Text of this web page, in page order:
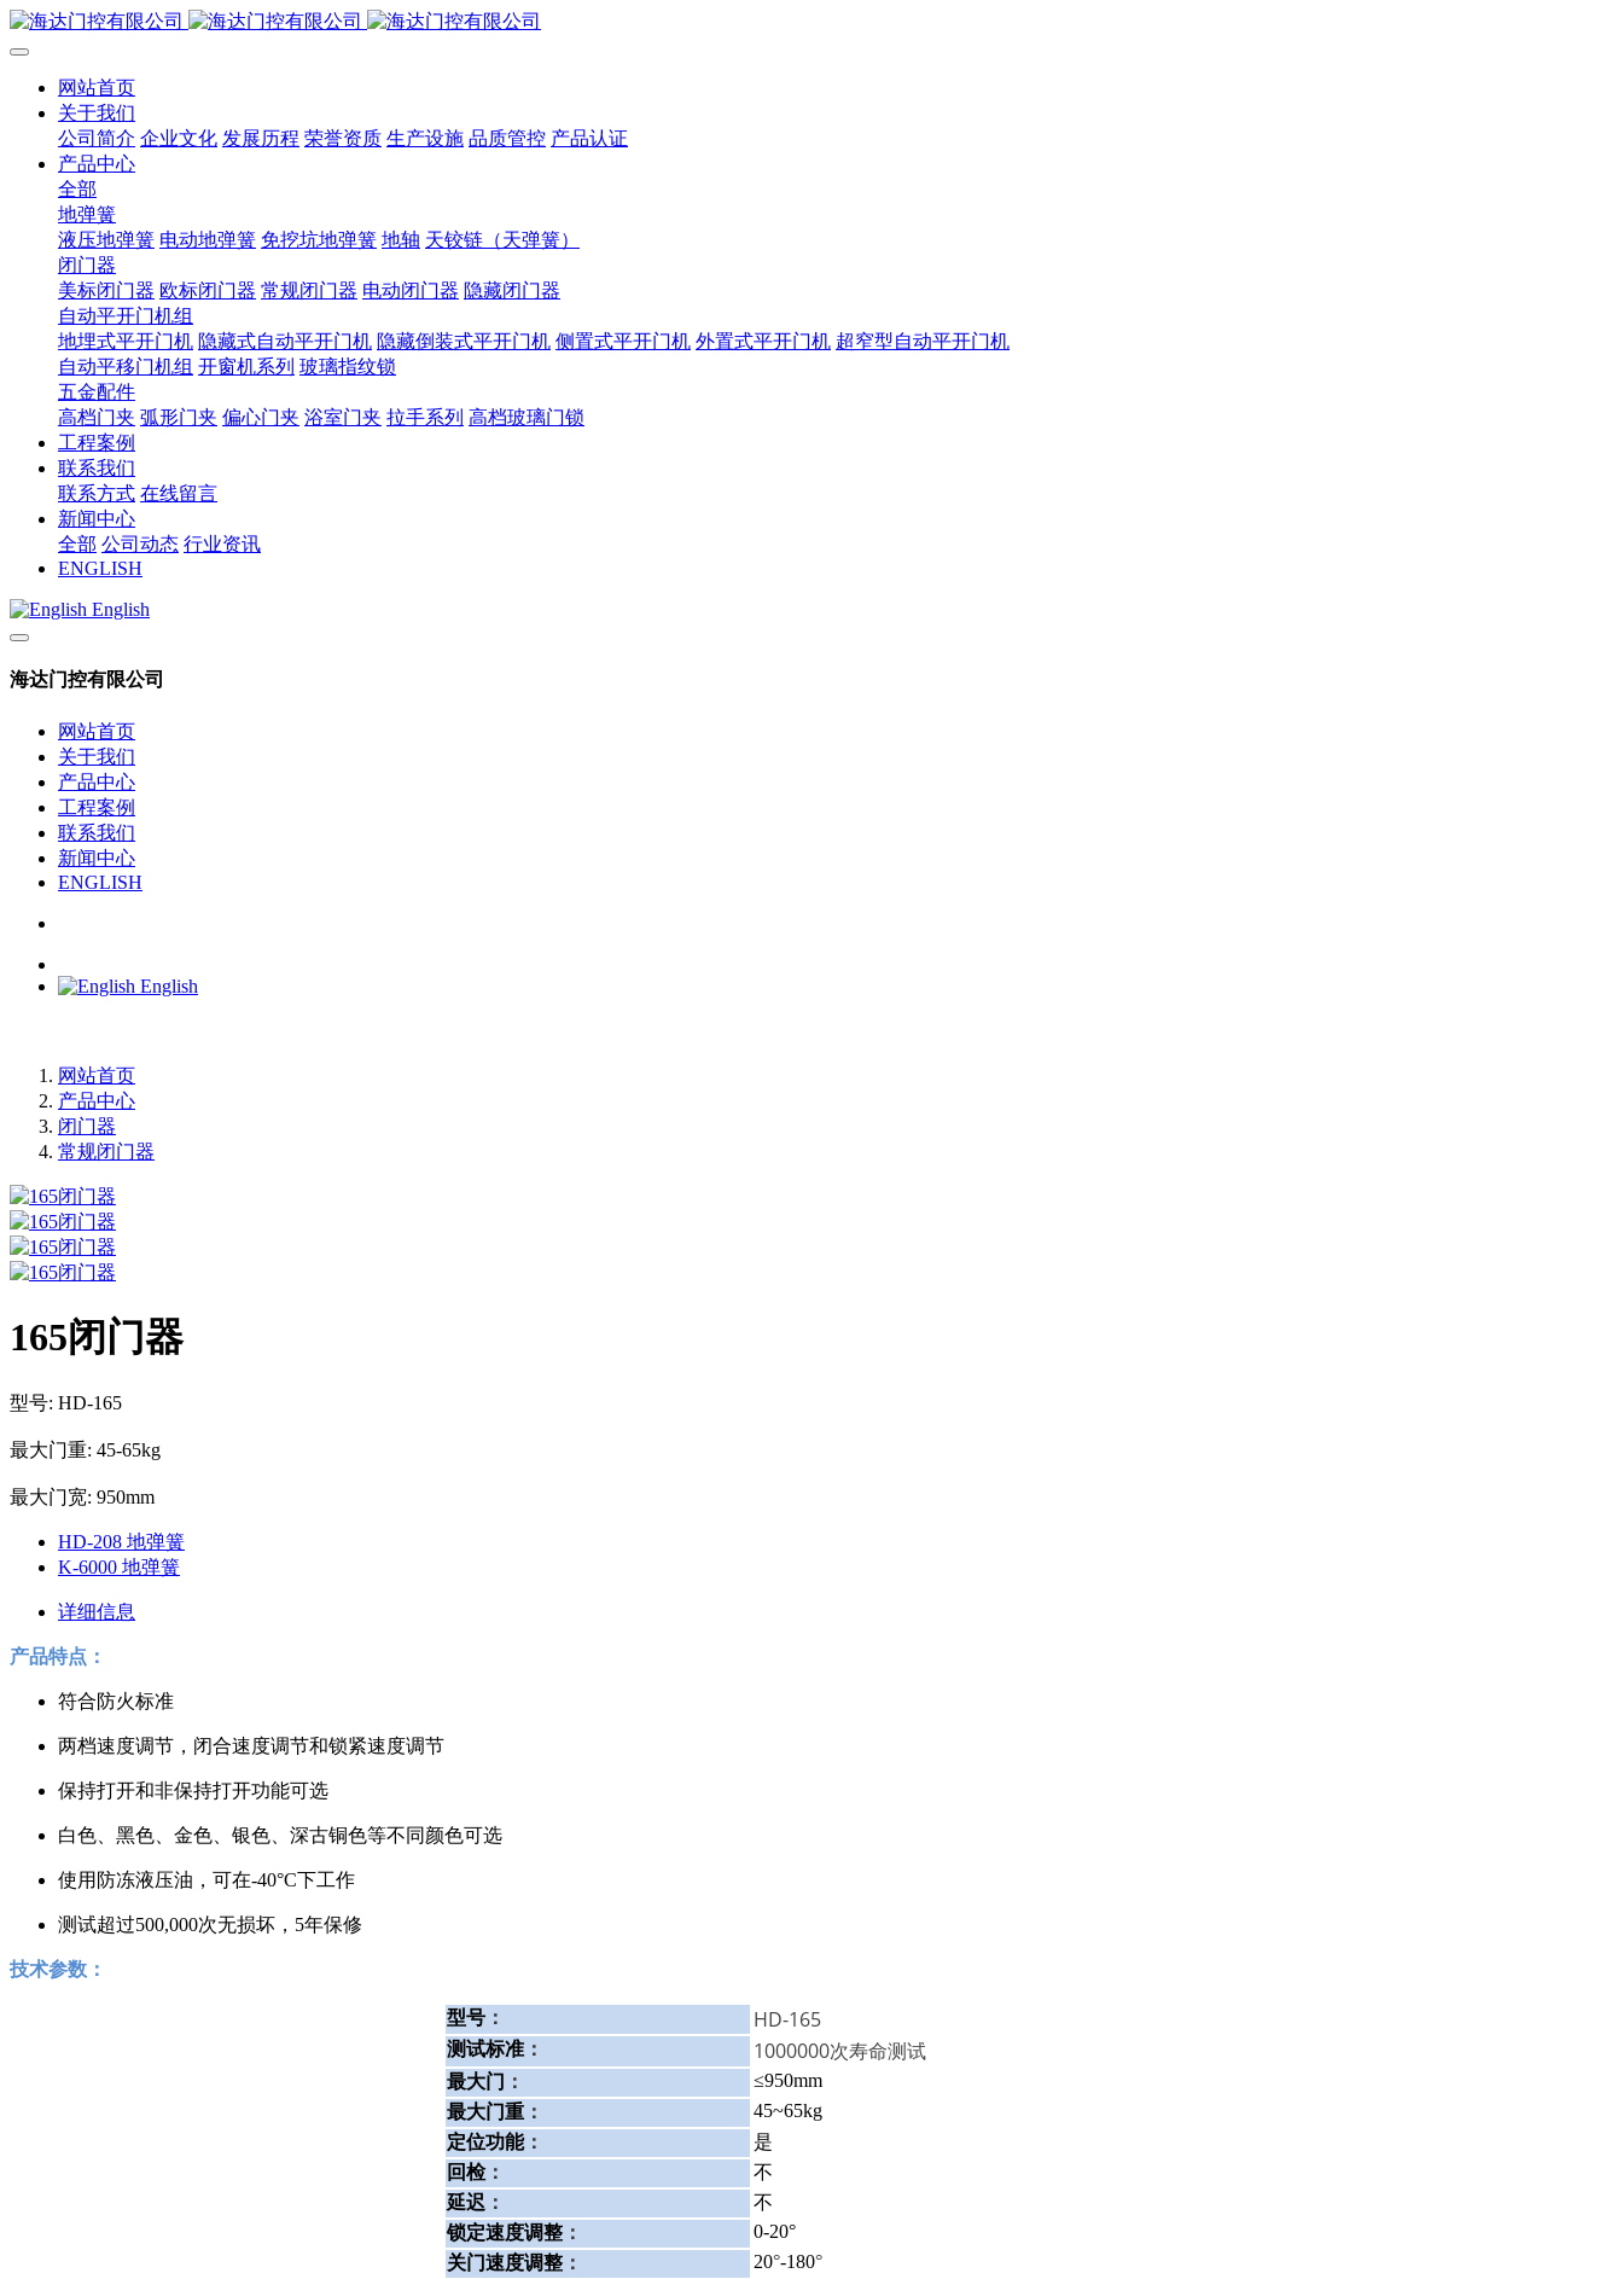
网站首页
关于我们
公司简介 企业文化 发展历程 荣誉资质 生产设施 品质管控 产品认证
产品中心
全部
地弹簧
液压地弹簧 电动地弹簧 免挖坑地弹簧 地轴 天铰链（天弹簧）
闭门器
美标闭门器 欧标闭门器 常规闭门器 电动闭门器 隐藏闭门器
自动平开门机组
地埋式平开门机 隐藏式自动平开门机 隐藏倒装式平开门机 侧置式平开门机 外置式平开门机 超窄型自动平开门机
自动平移门机组 开窗机系列 玻璃指纹锁
五金配件
高档门夹 弧形门夹 偏心门夹 浴室门夹 拉手系列 高档玻璃门锁
工程案例
联系我们
联系方式 在线留言
新闻中心
全部 公司动态 行业资讯
ENGLISH
English
海达门控有限公司
网站首页
关于我们
产品中心
工程案例
联系我们
新闻中心
ENGLISH
English
网站首页
产品中心
闭门器
常规闭门器
165闭门器
型号: HD-165
最大门重: 45-65kg
最大门宽: 950mm
HD-208 地弹簧
K-6000 地弹簧
详细信息
产品特点：
符合防火标准
两档速度调节，闭合速度调节和锁紧速度调节
保持打开和非保持打开功能可选
白色、黑色、金色、银色、深古铜色等不同颜色可选
使用防冻液压油，可在-40°C下工作
测试超过500,000次无损坏，5年保修
技术参数：
型号 ： HD-165
测试标准 ： 1000000次寿命测试
最大门 ：
≤950mm
最大门重 ：
45~65kg
定位功能：
是
回检：
不
延迟 ：
不
锁定速度调整 ：
0-20°
关门速度调整 ： 20°-180°